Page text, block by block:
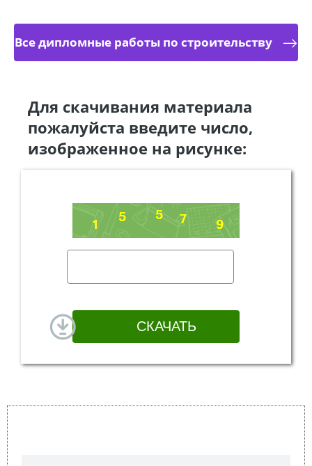
Все дипломные работы по строительству
Для скачивания материала
пожалуйста введите число,
изображенное на рисунке: